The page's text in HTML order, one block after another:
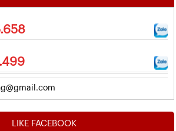
LIKE FACEBOOK